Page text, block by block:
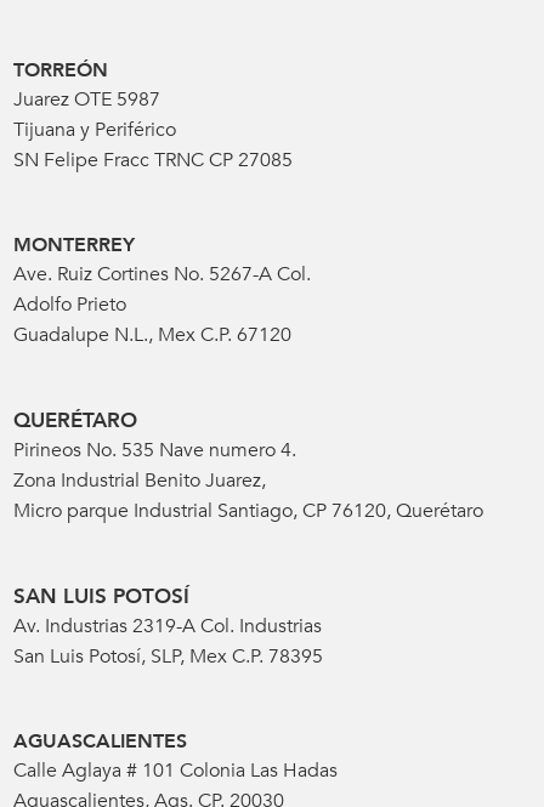
TORREÓN
Juarez OTE 5987
Tijuana y Periférico
SN Felipe Fracc TRNC CP 27085
MONTERREY
Ave. Ruiz Cortines No. 5267-A Col.
Adolfo Prieto
Guadalupe N.L., Mex C.P. 67120
QUERÉTARO
Pirineos No. 535 Nave numero 4.
Zona Industrial Benito Juarez,
Micro parque Industrial Santiago, CP 76120, Querétaro
SAN LUIS POTOSÍ
Av. Industrias 2319-A Col. Industrias
San Luis Potosí, SLP, Mex C.P. 78395
AGUASCALIENTES
Calle Aglaya # 101 Colonia Las Hadas
Aguascalientes, Ags. CP. 20030